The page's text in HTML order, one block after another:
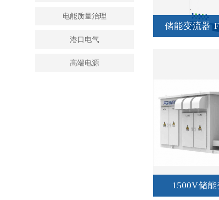
电能质量治理
港口电气
高端电源
储能变流器
1500V储